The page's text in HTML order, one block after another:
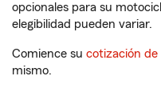
opcionales para su
elegibilidad pueden variar.
Comience su cotización
mismo.